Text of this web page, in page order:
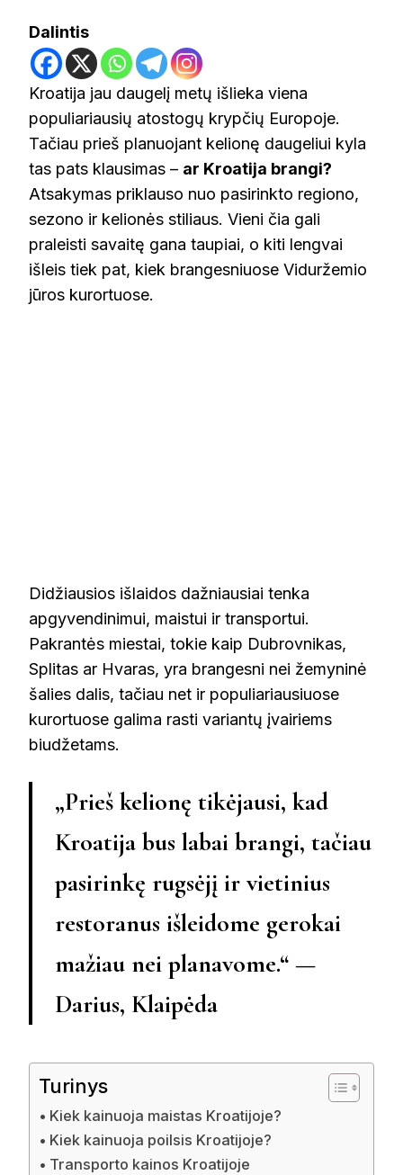
Dalintis
Kroatija jau daugelį metų išlieka viena
populiariausių atostogų krypčių Europoje.
Tačiau prieš planuojant kelionę daugeliui kyla
tas pats klausimas – ar Kroatija brangi?
Atsakymas priklauso nuo pasirinkto regiono,
sezono ir kelionės stiliaus. Vieni čia gali
praleisti savaitę gana taupiai, o kiti lengvai
išleis tiek pat, kiek brangesniuose Viduržemio
jūros kurortuose.
Didžiausios išlaidos dažniausiai tenka
apgyvendinimui, maistui ir transportui.
Pakrantės miestai, tokie kaip Dubrovnikas,
Splitas ar Hvaras, yra brangesni nei žemyninė
šalies dalis, tačiau net ir populiariausiuose
kurortuose galima rasti variantų įvairiems
biudžetams.
„Prieš kelionę tikėjausi, kad
Kroatija bus labai brangi, tačiau
pasirinkę rugsėjį ir vietinius
restoranus išleidome gerokai
mažiau nei planavome.“ —
Darius, Klaipėda
Turinys
Kiek kainuoja maistas Kroatijoje?
Kiek kainuoja poilsis Kroatijoje?
Transporto kainos Kroatijoje